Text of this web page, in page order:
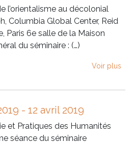
l’orientalisme au décolonial
Columbia Global Center, Reid
Paris 6e salle de la Maison
du séminaire : (…)
Voir plus
- 12 avril 2019
et Pratiques des Humanités
séance du séminaire